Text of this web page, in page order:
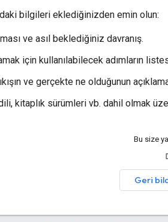
bilgileri eklediğinizden emin olun:
ve asıl beklediğiniz davranış.
için kullanılabilecek adımların
ve gerçekte ne olduğunun
dili, kitaplık sürümleri vb. dahil olmak
Bu size
Geri